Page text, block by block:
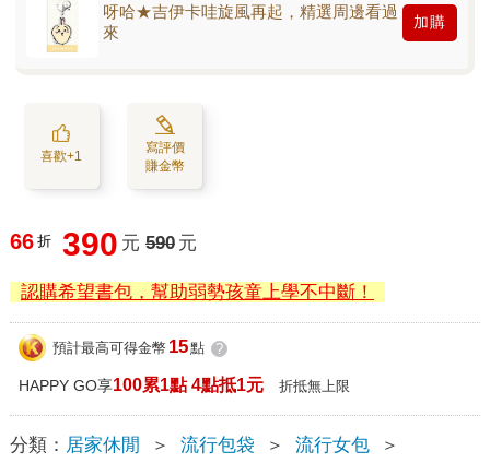
呀哈★吉伊卡哇旋風再起，精選周邊看過
來
加購
喜歡+1
寫評價
賺金幣
66 折 390 元 590 元
認購希望書包，幫助弱勢孩童上學不中斷！
預計最高可得金幣 15點 ?
HAPPY GO享100累1點 4點抵1元 折抵無上限
分類： 居家休閒 ＞ 流行包袋 ＞ 流行女包
＞